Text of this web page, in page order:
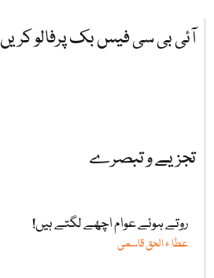
آئی بی سی فیس بک پرفالو کریں
تجزیے و تبصرے
روتے ہوئے عوام اچھے لگتے ہیں!
عطا ء الحق قاسمی